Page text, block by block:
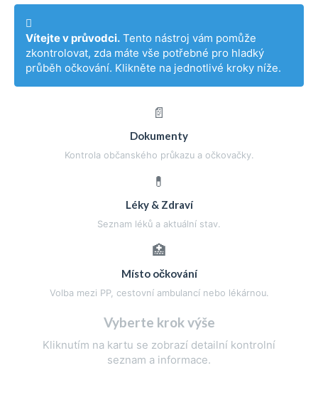
Vítejte v průvodci. Tento nástroj vám pomůže
zkontrolovat, zda máte vše potřebné pro hladký
průběh očkování. Klikněte na jednotlivé kroky níže.
📄
Dokumenty
Kontrola občanského průkazu a očkovačky.
💊
Léky & Zdraví
Seznam léků a aktuální stav.
🏥
Místo očkování
Volba mezi PP, cestovní ambulancí nebo lékárnou.
Vyberte krok výše
Kliknutím na kartu se zobrazí detailní kontrolní
seznam a informace.